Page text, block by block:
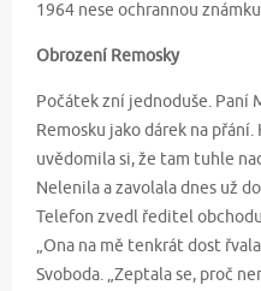
1964 nese ochrannou známku
Obrození Remosky
Počátek zní jednoduše. Paní
Remosku jako dárek na
uvědomila si, že tam tuhle
Nelenila a zavolala dnes už
Telefon zvedl ředitel
„Ona na mě tenkrát dost
Svoboda. „Zeptala se, proč